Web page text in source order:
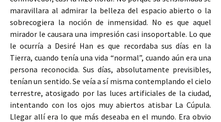
maravillara al admirar la belleza del espacio abierto o la
sobrecogiera la noción de inmensidad. No es que aquel
mirador le causara una impresión casi insoportable. Lo que
le ocurría a Desiré Han es que recordaba sus días en la
Tierra, cuando tenía una vida “normal”, cuando aún era una
persona reconocida. Sus días, absolutamente previsibles,
tenían un sentido. Se veía a sí misma contemplando el cielo
terrestre, atosigado por las luces artificiales de la ciudad,
intentando con los ojos muy abiertos atisbar La Cúpula.
Llegar allí era lo que más deseaba en el mundo. Era obvio